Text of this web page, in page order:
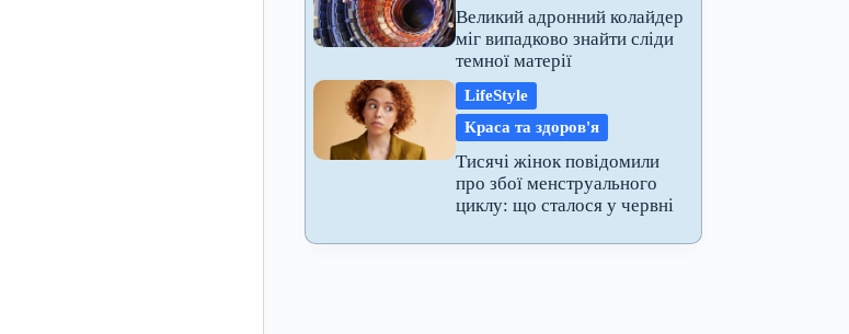
Великий адронний колайдер
міг випадково знайти сліди
темної матерії
LifeStyle
Краса та здоров'я
Тисячі жінок повідомили
про збої менструального
циклу: що сталося у червні